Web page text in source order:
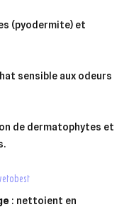
(pyodermite) et
sensible aux odeurs
de dermatophytes et
: nettoient en
×
×
×
des produits à votre